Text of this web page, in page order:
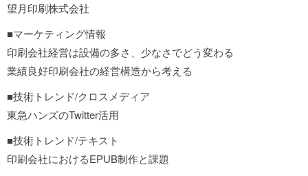
望月印刷株式会社
■マーケティング情報
印刷会社経営は設備の多さ、少なさでどう変わる
業績良好印刷会社の経営構造から考える
■技術トレンド/クロスメディア
東急ハンズのTwitter活用
■技術トレンド/テキスト
印刷会社におけるEPUB制作と課題